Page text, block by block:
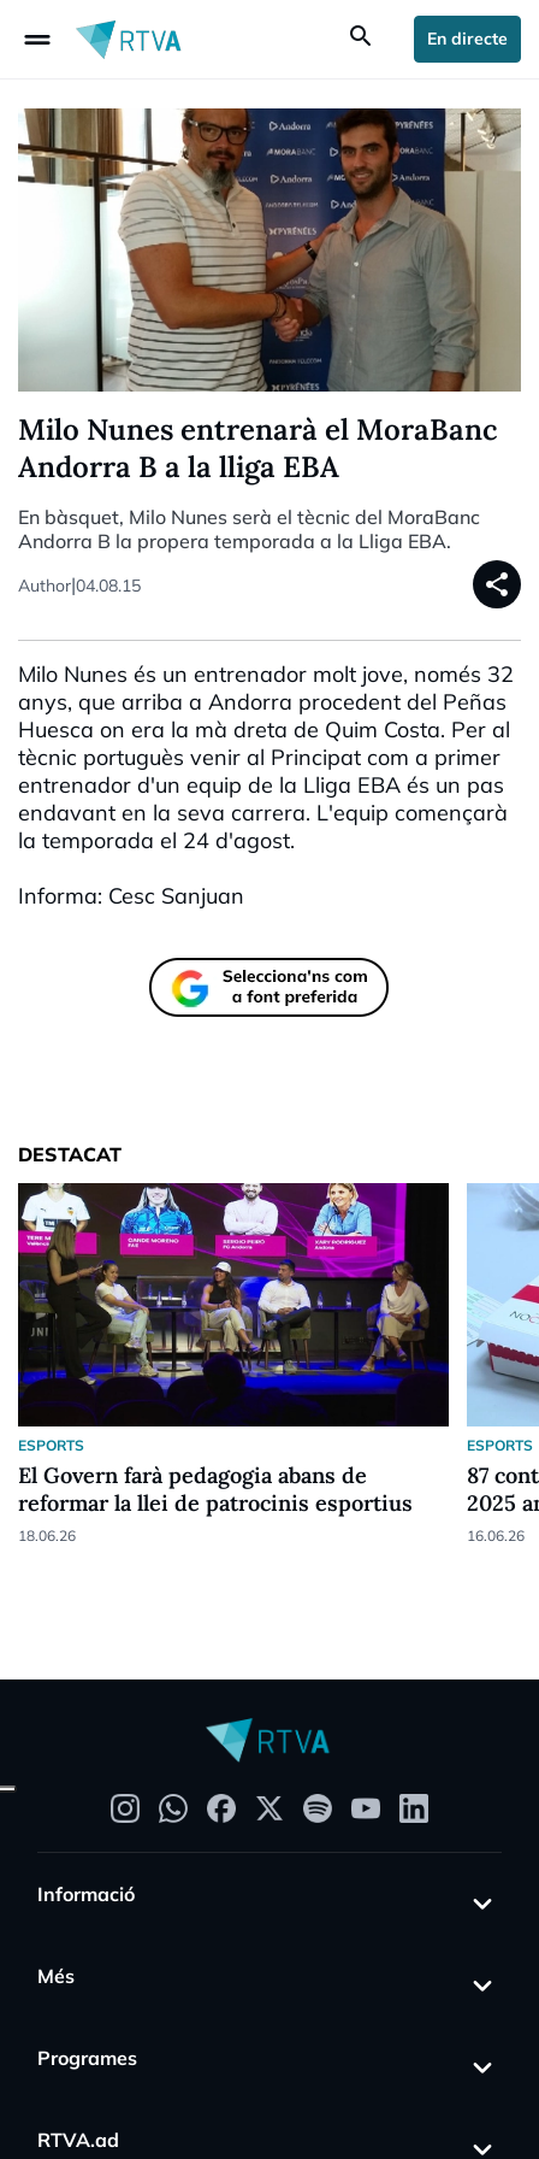
drag_handle search En directe
Milo Nunes entrenarà el MoraBanc
Andorra B a la lliga EBA
En bàsquet, Milo Nunes serà el tècnic del MoraBanc
Andorra B la propera temporada a la Lliga EBA.
Author|04.08.15 share
Milo Nunes és un entrenador molt jove, només 32
anys, que arriba a Andorra procedent del Peñas
Huesca on era la mà dreta de Quim Costa. Per al
tècnic portuguès venir al Principat com a primer
entrenador d'un equip de la Lliga EBA és un pas
endavant en la seva carrera. L'equip començarà
la temporada el 24 d'agost.
Informa: Cesc Sanjuan
DESTACAT
ESPORTS
El Govern farà pedagogia abans de
reformar la llei de patrocinis esportius
18.06.26
ESPORTS
87
2025
16.06.26
Informació
Més
Programes
RTVA.ad